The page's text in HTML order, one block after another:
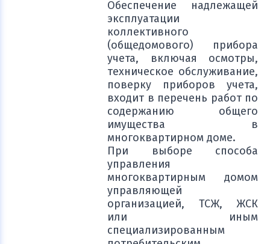
Обеспечение надлежащей
эксплуатации
коллективного
(общедомового) прибора
учета, включая осмотры,
техническое обслуживание,
поверку приборов учета,
входит в перечень работ по
содержанию общего
имущества в
многоквартирном доме.
При выборе способа
управления
многоквартирным домом
управляющей
организацией, ТСЖ, ЖСК
или иным
специализированным